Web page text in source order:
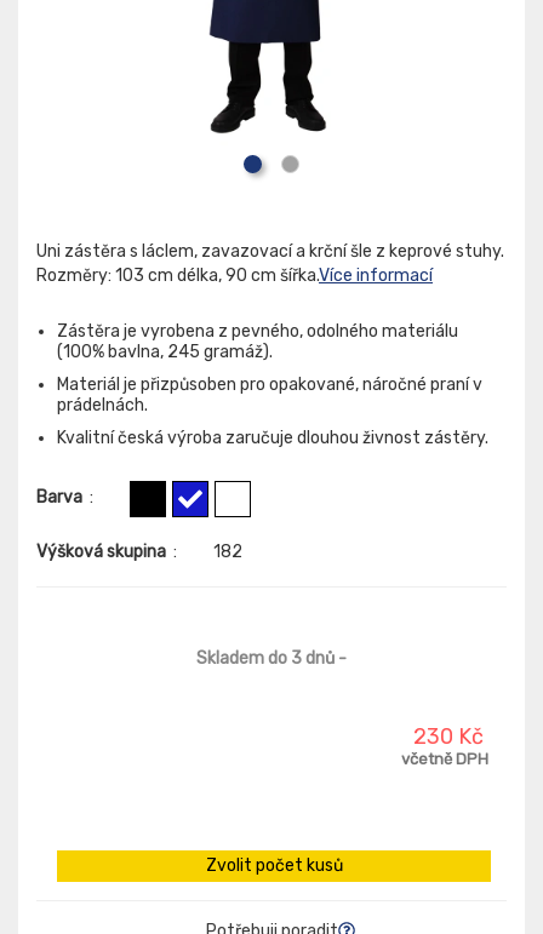
Uni zástěra s láclem, zavazovací a krční šle z keprové stuhy.
Rozměry: 103 cm délka, 90 cm šířka.Více informací
Zástěra je vyrobena z pevného, odolného materiálu
(100% bavlna, 245 gramáž).
Materiál je přizpůsoben pro opakované, náročné praní v
prádelnách.
Kvalitní česká výroba zaručuje dlouhou živnost zástěry.
Barva :
Výšková skupina : 182
Skladem do 3 dnů -
230 Kč
včetně DPH
Zvolit počet kusů